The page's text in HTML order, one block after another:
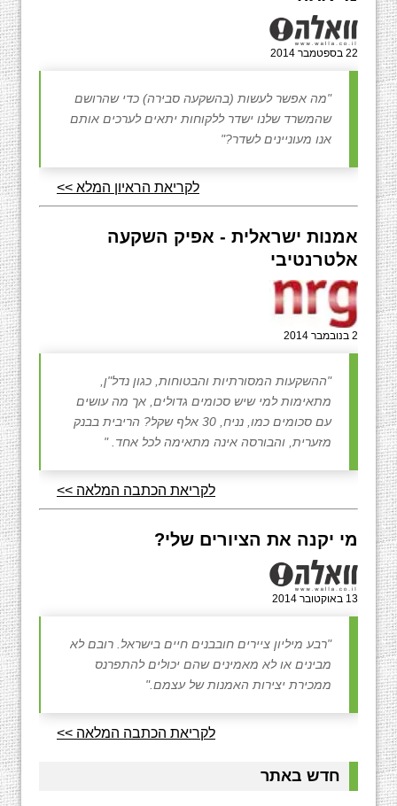
22 בספטמבר 2014
"מה אפשר לעשות (בהשקעה סבירה) כדי שהרושם
שהמשרד שלנו ישדר ללקוחות יתאים לערכים אותם
אנו מעוניינים לשדר?"
לקריאת הראיון המלא >>
אמנות ישראלית - אפיק השקעה
אלטרנטיבי
2 בנובמבר 2014
"ההשקעות המסורתיות והבטוחות, כגון נדל"ן,
מתאימות למי שיש סכומים גדולים, אך מה עושים
עם סכומים כמו, נניח, 30 אלף שקל? הריבית בבנק
מזערית, והבורסה אינה מתאימה לכל אחד. "
לקריאת הכתבה המלאה >>
מי יקנה את הציורים שלי?
13 באוקטובר 2014
"רבע מיליון ציירים חובבנים חיים בישראל. רובם לא
מבינים או לא מאמינים שהם יכולים להתפרנס
ממכירת יצירות האמנות של עצמם."
לקריאת הכתבה המלאה >>
חדש באתר